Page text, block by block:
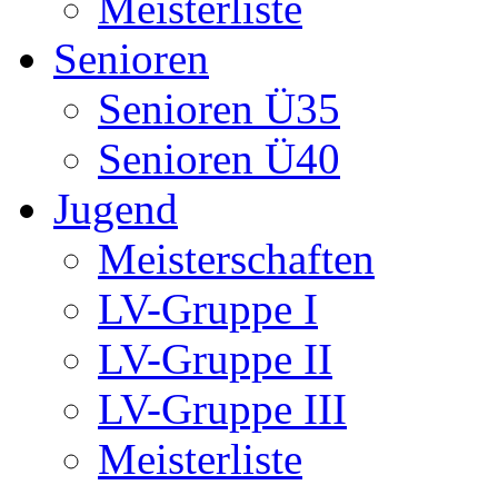
Senioren
Senioren Ü35
Senioren Ü40
Jugend
Meisterschaften
LV-Gruppe I
LV-Gruppe II
LV-Gruppe III
Meisterliste